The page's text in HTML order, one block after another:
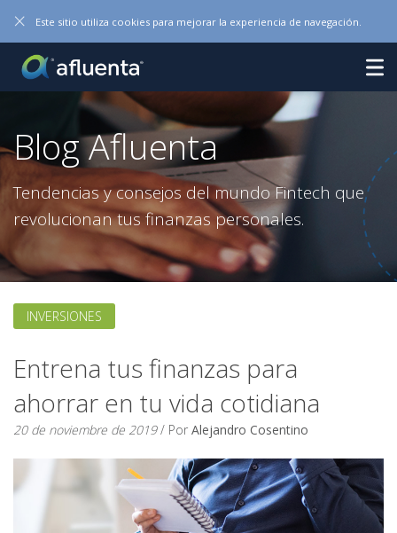
× Este sitio utiliza cookies para mejorar la experiencia de navegación.
Blog Afluenta
Tendencias y consejos del mundo Fintech que
revolucionan tus finanzas personales.
INVERSIONES
Entrena tus finanzas para
ahorrar en tu vida cotidiana
20 de noviembre de 2019/ Por Alejandro Cosentino